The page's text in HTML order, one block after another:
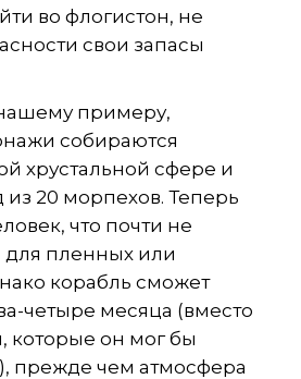
во флогистон, не
свои запасы
примеру,
собираются
хрустальной сфере и
20 морпехов. Теперь
что почти не
для пленных или
корабль сможет
четыре месяца (вместо
которые он мог бы
прежде чем атмосфера